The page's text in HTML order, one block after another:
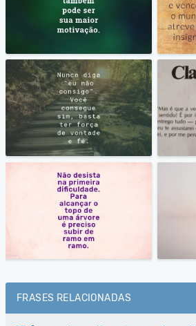
FRASES RELACIONADAS